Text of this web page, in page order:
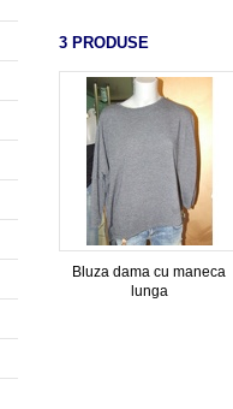
3 PRODUSE
Bluza dama cu maneca
lunga